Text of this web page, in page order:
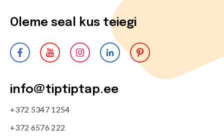
Oleme seal kus teiegi
info@tiptiptap.ee
+372 5347 1254
+372 6576 222